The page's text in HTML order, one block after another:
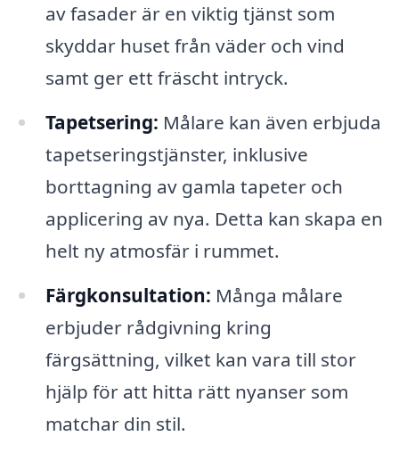
av fasader är en viktig tjänst som
skyddar huset från väder och vind
samt ger ett fräscht intryck.
Tapetsering: Målare kan även erbjuda
tapetseringstjänster, inklusive
borttagning av gamla tapeter och
applicering av nya. Detta kan skapa en
helt ny atmosfär i rummet.
Färgkonsultation: Många målare
erbjuder rådgivning kring
färgsättning, vilket kan vara till stor
hjälp för att hitta rätt nyanser som
matchar din stil.